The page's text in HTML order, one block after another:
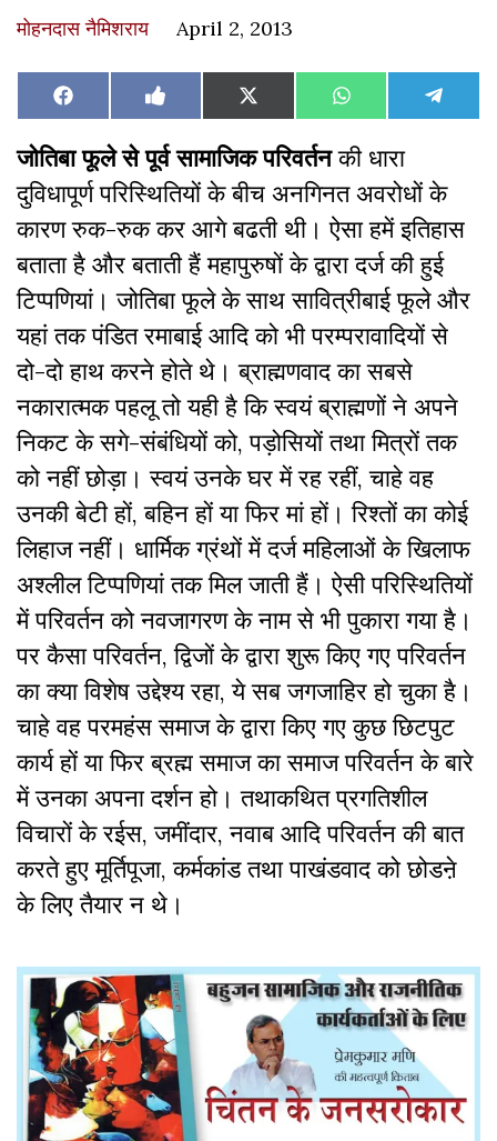
मोहनदास नैमिशराय April 2, 2013
Share
on
Facebook Share
on
Like
on
Facebook
Share
on
X
(Twitter)
Share
on
WhatsAppShare
on
जोतिबा फूले से पूर्व सामाजिक परिवर्तनकी धारा
दुविधापूर्ण परिस्थितियों के बीच अनगिनत अवरोधों के
कारण रुक-रुक कर आगे बढती थी। ऐसा हमें इतिहास
बताता है और बताती हैं महापुरुषों के द्वारा दर्ज की हुई
टिप्पणियां। जोतिबा फूले के साथ सावित्रीबाई फूले और
यहां तक पंडित रमाबाई आदि को भी परम्परावादियों से
दो-दो हाथ करने होते थे। ब्राह्मणवाद का सबसे
नकारात्मक पहलू तो यही है कि स्वयं ब्राह्मणों ने अपने
निकट के सगे-संबंधियों को, पड़ोसियों तथा मित्रों तक
को नहीं छोड़ा। स्वयं उनके घर में रह रहीं, चाहे वह
उनकी बेटी हों, बहिन हों या फिर मां हों। रिश्तों का कोई
लिहाज नहीं। धार्मिक ग्रंथों में दर्ज महिलाओं के खिलाफ
अश्लील टिप्पणियां तक मिल जाती हैं। ऐसी परिस्थितियों
में परिवर्तन को नवजागरण के नाम से भी पुकारा गया है।
पर कैसा परिवर्तन, द्विजों के द्वारा शुरू किए गए परिवर्तन
का क्या विशेष उद्देश्य रहा, ये सब जगजाहिर हो चुका है।
चाहे वह परमहंस समाज के द्वारा किए गए कुछ छिटपुट
कार्य हों या फिर ब्रह्म समाज का समाज परिवर्तन के बारे
में उनका अपना दर्शन हो। तथाकथित प्रगतिशील
विचारों के रईस, जमींदार, नवाब आदि परिवर्तन की बात
करते हुए मूर्तिपूजा, कर्मकांड तथा पाखंडवाद को छोडऩे
के लिए तैयार न थे।